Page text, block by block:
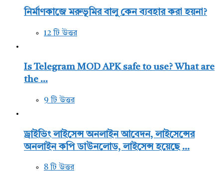
নির্মাণকাজে মরুভূমির বালু কেন ব্যবহার করা হয়না?
12 টি উত্তর
Is Telegram MOD APK safe to use? What are
the ...
9 টি উত্তর
ড্রাইভিং লাইসেন্স অনলাইন আবেদন, লাইসেন্সের
অনলাইন কপি ডাউনলোড, লাইসেন্স হয়েছে ...
8 টি উত্তর